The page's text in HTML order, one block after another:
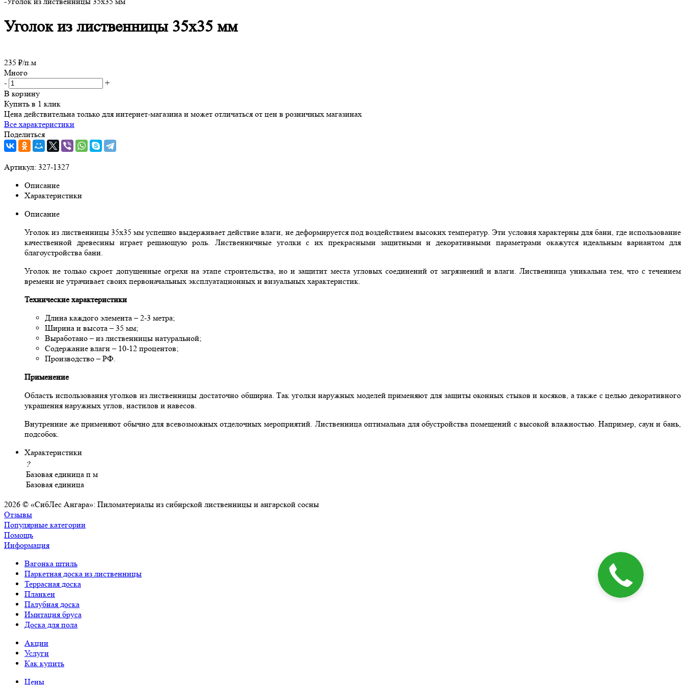
Уголок из лиственницы 35x35 мм
235 ₽/п.м
Много
-
+
В корзину
Купить в 1 клик
Цена действительна только для интернет-магазина и может отличаться от цен в розничных магазинах
Все характеристики
Поделиться
Артикул: 327-1327
Описание
Характеристики
Описание
Уголок из лиственницы 35x35 мм успешно выдерживает действие влаги, не деформируется под воздействием высоких температур. Эти условия характерны для бани, где использование
качественной древесины играет решающую роль. Лиственничные уголки с их прекрасными защитными и декоративными параметрами окажутся идеальным вариантом для
благоустройства бани.
Уголок не только скроет допущенные огрехи на этапе строительства, но и защитит места угловых соединений от загрязнений и влаги. Лиственница уникальна тем, что с течением
времени не утрачивает своих первоначальных эксплуатационных и визуальных характеристик.
Технические характеристики
Длина каждого элемента – 2-3 метра;
Ширина и высота – 35 мм;
Выработано – из лиственницы натуральной;
Содержание влаги – 10-12 процентов;
Производство – РФ.
Применение
Область использования уголков из лиственницы достаточно обширна. Так уголки наружных моделей применяют для защиты оконных стыков и косяков, а также с целью декоративного
украшения наружных углов, настилов и навесов.
Внутренние же применяют обычно для всевозможных отделочных мероприятий. Лиственница оптимальна для обустройства помещений с высокой влажностью. Например, саун и бань,
подсобок.
Характеристики
?
Базовая единица
Базовая единица
п м
2026 © «СибЛес Ангара»: Пиломатериалы из сибирской лиственницы и ангарской сосны
Отзывы
Популярные категории
Помощь
Информация
Вагонка штиль
Паркетная доска из лиственницы
Террасная доска
Планкен
Палубная доска
Имитация бруса
Доска для пола
Акции
Услуги
Как купить
Цены